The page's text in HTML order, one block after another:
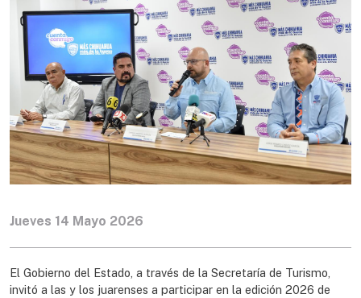
Jueves 14 Mayo 2026
El Gobierno del Estado, a través de la Secretaría de Turismo,
invitó a las y los juarenses a participar en la edición 2026 de